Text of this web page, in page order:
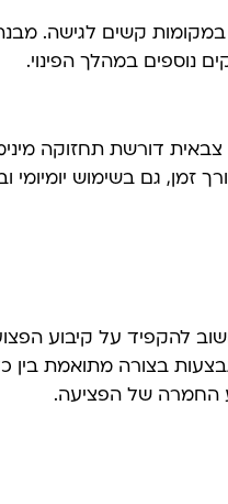
קשים לגישה.
נוספים במהלך הפינוי.
צבאית דורשת תחזוקה
זמן, גם בשימוש יומיומי
להקפיד על קיבוע
בצורה מתואמת בין
החמרה של הפציעה.